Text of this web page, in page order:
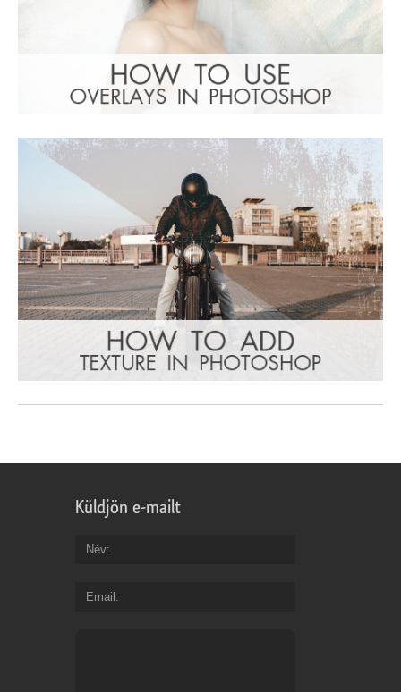
Küldjön e-mailt
Név
Email